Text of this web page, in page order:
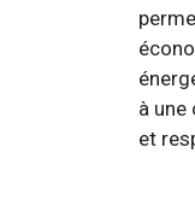
à
et